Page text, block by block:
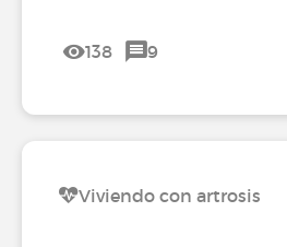
138 9
Viviendo con artrosis